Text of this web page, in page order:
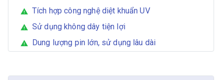
warning Tích hợp công nghệ diệt khuẩn UV
warning Sử dụng không dây tiện lợi
warning Dung lượng pin lớn, sử dụng lâu dài